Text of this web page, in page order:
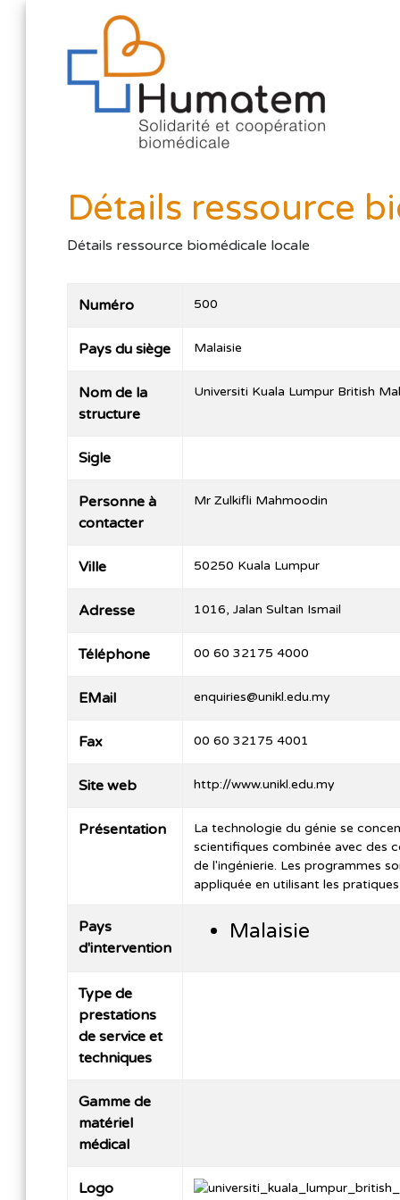
Détails ressource
Détails ressource biomédicale locale
Numéro 500
Pays du siège Malaisie
Nom de la
structure
Universiti Kuala Lumpur British
Sigle
Personne à
contacter
Mr Zulkifli Mahmoodin
Ville 50250 Kuala Lumpur
Adresse 1016, Jalan Sultan Ismail
Téléphone 00 60 32175 4000
EMail enquiries@unikl.edu.my
Fax 00 60 32175 4001
Site web http://www.unikl.edu.my
Présentation
La technologie du génie se
scientifiques combinée avec des
de l'ingénierie. Les programmes
appliquée en utilisant les
Pays
d'intervention
Malaisie
Type de
prestations
de service et
techniques
Gamme de
matériel
médical
Logo